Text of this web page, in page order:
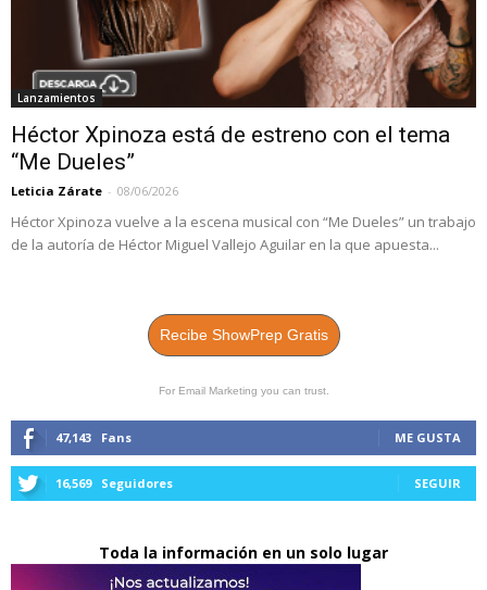
Lanzamientos
Héctor Xpinoza está de estreno con el tema
“Me Dueles”
Leticia Zárate - 08/06/2026
Héctor Xpinoza vuelve a la escena musical con “Me Dueles” un trabajo
de la autoría de Héctor Miguel Vallejo Aguilar en la que apuesta...
Recibe ShowPrep Gratis
For Email Marketing you can trust.
47,143 Fans ME GUSTA
16,569 Seguidores SEGUIR
Toda la información en un solo lugar